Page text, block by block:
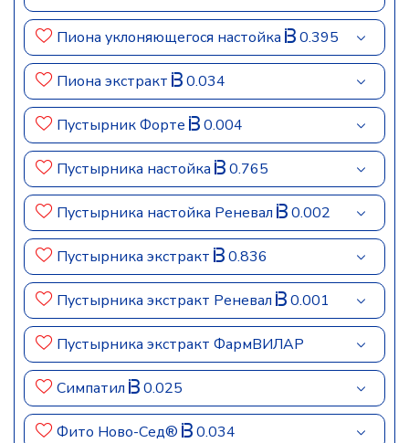
Пиона уклоняющегося настойка 0.395
Пиона экстракт 0.034
Пустырник Форте 0.004
Пустырника настойка 0.765
Пустырника настойка Реневал 0.002
Пустырника экстракт 0.836
Пустырника экстракт Реневал 0.001
Пустырника экстракт ФармВИЛАР
Симпатил 0.025
Фито Ново-Сед® 0.034